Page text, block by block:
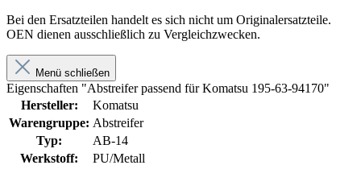
Bei den Ersatzteilen handelt es sich nicht um Originalersatzteile.
OEN dienen ausschließlich zu Vergleichzwecken.
Menü schließen
Eigenschaften "Abstreifer passend für Komatsu 195-63-94170"
Hersteller:
Komatsu
Warengruppe: Abstreifer
Typ:
AB-14
Werkstoff:
PU/Metall